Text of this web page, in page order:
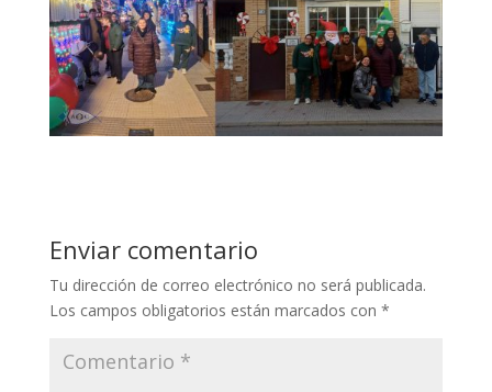
Enviar comentario
Tu dirección de correo electrónico no será publicada.
Los campos obligatorios están marcados con *